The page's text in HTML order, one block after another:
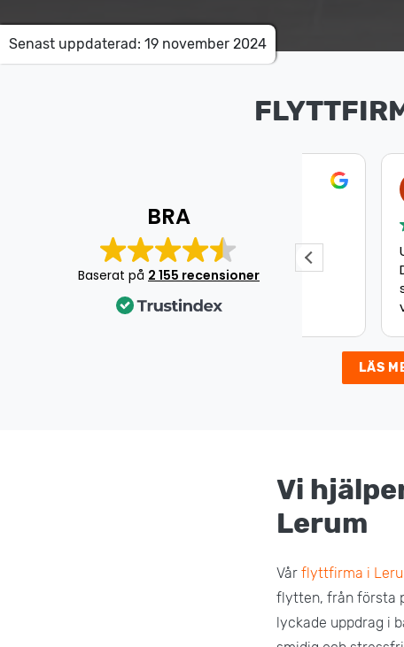
Senast uppdaterad: 19 november 2024
BRA
Baserat på 2 155 recensioner
Jätte bra jobb!
8
Underbar
Det var
som gick
väldigt
LÄS
Vi
Lerum
Vår flyttfirma i
flytten, från första
lyckade uppdrag i